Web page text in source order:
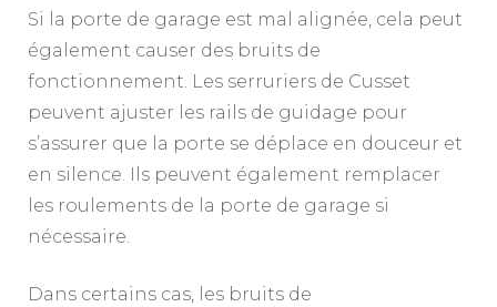
Si la porte de garage est mal alignée, cela peut
également causer des bruits de
fonctionnement. Les serruriers de Cusset
peuvent ajuster les rails de guidage pour
s’assurer que la porte se déplace en douceur et
en silence. Ils peuvent également remplacer
les roulements de la porte de garage si
nécessaire.
Dans certains cas, les bruits de